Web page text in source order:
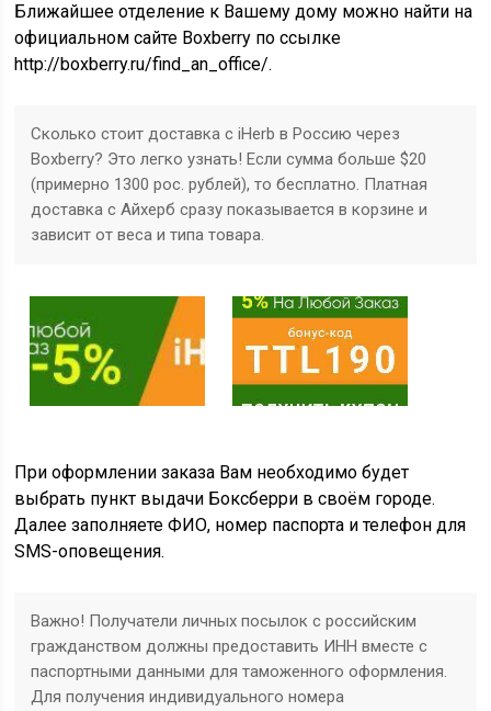
Ближайшее отделение к Вашему дому можно найти на
официальном сайте Boxberry по ссылке
http://boxberry.ru/find_an_office/.
Сколько стоит доставка с iHerb в Россию через
Boxberry? Это легко узнать! Если сумма больше $20
(примерно 1300 рос. рублей), то бесплатно. Платная
доставка с Айхерб сразу показывается в корзине и
зависит от веса и типа товара.
При оформлении заказа Вам необходимо будет
выбрать пункт выдачи Боксберри в своём городе.
Далее заполняете ФИО, номер паспорта и телефон для
SMS-оповещения.
Важно! Получатели личных посылок с российским
гражданством должны предоставить ИНН вместе с
паспортными данными для таможенного оформления.
Для получения индивидуального номера